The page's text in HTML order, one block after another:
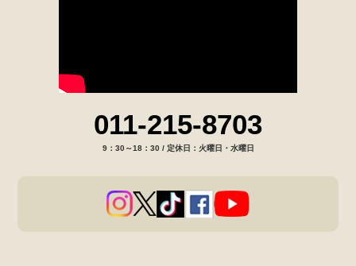
011-215-8703
9：30～18：30 / 定休日：火曜日・水曜日